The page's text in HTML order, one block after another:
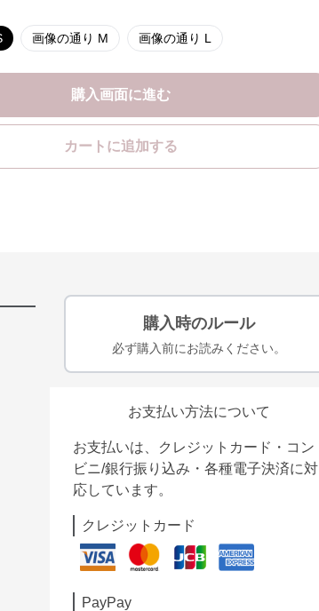
画像の通り M 画像の通り L
購入画面に進む
カートに追加する
購入時のルール
必ず購入前にお読みください。
お支払い方法について
お支払いは、クレジットカード・コン
ビニ/銀行振り込み・各種電子決済に対
応しています。
クレジットカード
PayPay